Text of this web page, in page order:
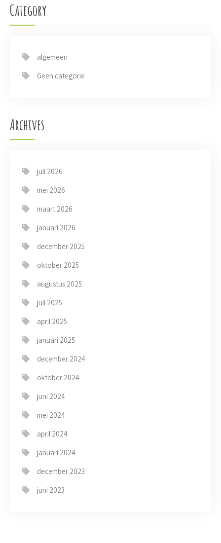
t
n
a
Category
algemeen
Geen categorie
Archives
juli 2026
mei 2026
maart 2026
januari 2026
december 2025
oktober 2025
augustus 2025
juli 2025
april 2025
januari 2025
december 2024
oktober 2024
juni 2024
mei 2024
april 2024
januari 2024
december 2023
juni 2023